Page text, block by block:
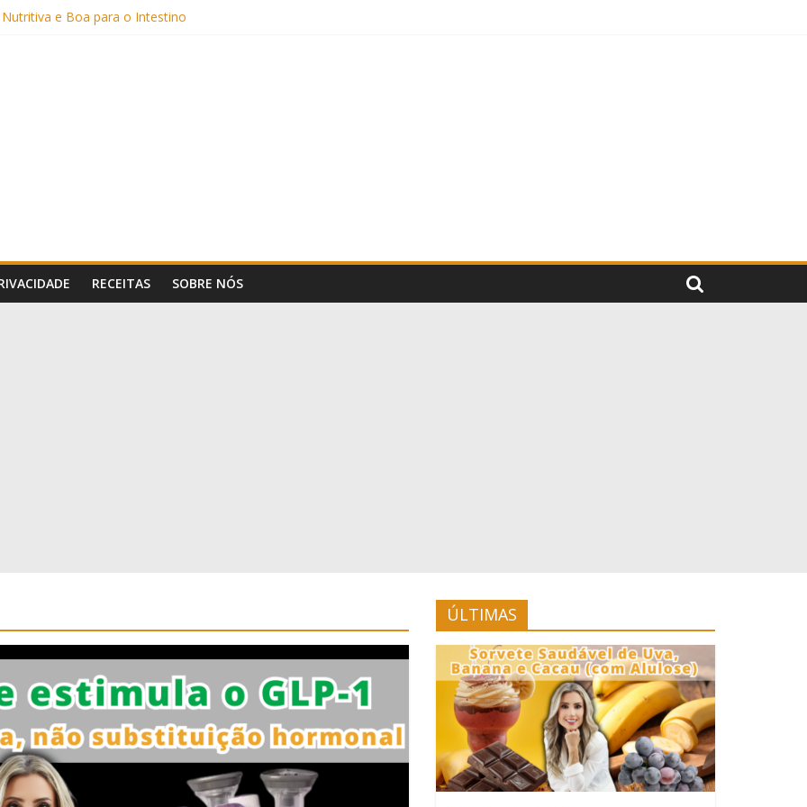
e Boa para o Intestino
(Sem Forno, Fácil e Fofinho)
Receita Prática e Deliciosa
RECEITAS SOBRE NÓS
ÚLTIMAS